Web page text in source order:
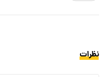
نظرات